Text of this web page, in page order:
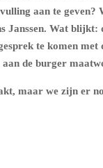
aan te geven?
Janssen. Wat blijkt:
te komen met
aan de burger
maar we zijn er